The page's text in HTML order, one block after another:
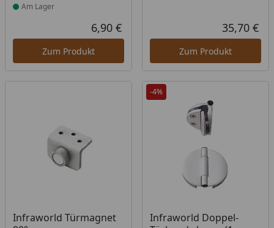
Am Lager
Aktueller Preis
6,90 €
Zum Produkt
35,70 €
Zum Produkt
Infraworld Türmagnet
Produkt am Lager
-4%
Infraworld Doppel-